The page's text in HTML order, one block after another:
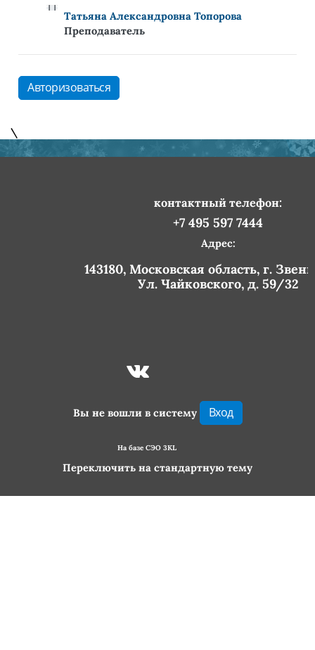
ТТ
Татьяна Александровна Топорова
Преподаватель
Авторизоваться
\
контактный телефон:
+7 495 597 7444
Адрес:
143180, Московская область, г.
Ул. Чайковского, д. 59/32
Вы не вошли в систему Вход
На базе СЭО 3KL
Переключить на стандартную тему